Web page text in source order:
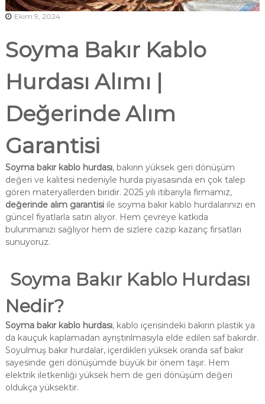
Ekim 9, 2024
Soyma Bakır Kablo
Hurdası Alımı |
Değerinde Alım
Garantisi
Soyma bakır kablo hurdası, bakırın yüksek geri dönüşüm
değeri ve kalitesi nedeniyle hurda piyasasında en çok talep
gören materyallerden biridir. 2025 yılı itibarıyla firmamız,
değerinde alım garantisiile soyma bakır kablo hurdalarınızı en
güncel fiyatlarla satın alıyor. Hem çevreye katkıda
bulunmanızı sağlıyor hem de sizlere cazip kazanç fırsatları
sunuyoruz.
Soyma Bakır Kablo Hurdası
Nedir?
Soyma bakır kablo hurdası, kablo içerisindeki bakırın plastik ya
da kauçuk kaplamadan ayrıştırılmasıyla elde edilen saf bakırdır.
Soyulmuş bakır hurdalar, içerdikleri yüksek oranda saf bakır
sayesinde geri dönüşümde büyük bir önem taşır. Hem
elektrik iletkenliği yüksek hem de geri dönüşüm değeri
oldukça yüksektir.